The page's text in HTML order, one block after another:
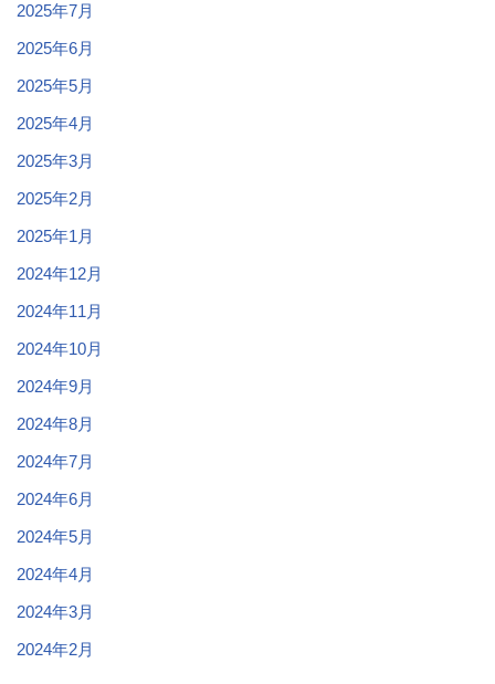
2025年7月
2025年6月
2025年5月
2025年4月
2025年3月
2025年2月
2025年1月
2024年12月
2024年11月
2024年10月
2024年9月
2024年8月
2024年7月
2024年6月
2024年5月
2024年4月
2024年3月
2024年2月